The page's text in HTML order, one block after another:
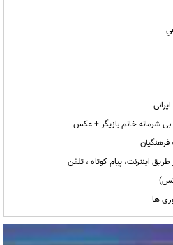
شرمانه خانم بازیگر + عکس
اینترنت، پیام کوتاه ، تلفن
ها